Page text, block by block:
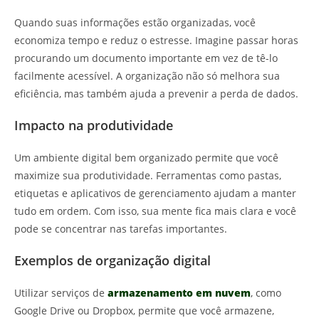
Quando suas informações estão organizadas, você
economiza tempo e reduz o estresse. Imagine passar horas
procurando um documento importante em vez de tê-lo
facilmente acessível. A organização não só melhora sua
eficiência, mas também ajuda a prevenir a perda de dados.
Impacto na produtividade
Um ambiente digital bem organizado permite que você
maximize sua produtividade. Ferramentas como pastas,
etiquetas e aplicativos de gerenciamento ajudam a manter
tudo em ordem. Com isso, sua mente fica mais clara e você
pode se concentrar nas tarefas importantes.
Exemplos de organização digital
Utilizar serviços de armazenamento em nuvem, como
Google Drive ou Dropbox, permite que você armazene,